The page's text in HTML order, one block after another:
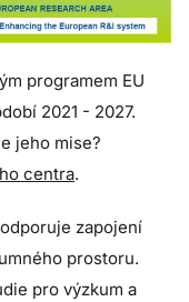
programem EU
2021 - 2027.
jeho mise?
centra.
zapojení
prostoru.
pro výzkum a